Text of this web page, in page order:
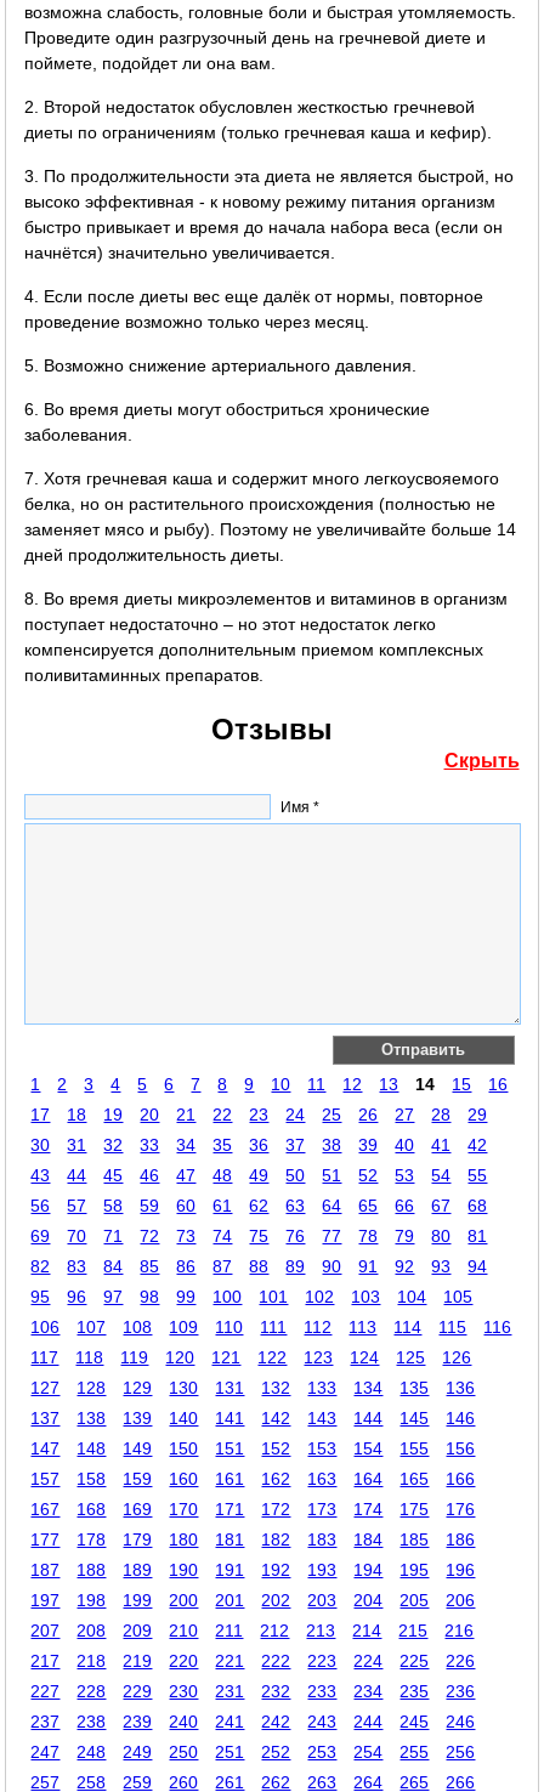
возможна слабость, головные боли и быстрая утомляемость.
Проведите один разгрузочный день на гречневой диете и
поймете, подойдет ли она вам.
2. Второй недостаток обусловлен жесткостью гречневой
диеты по ограничениям (только гречневая каша и кефир).
3. По продолжительности эта диета не является быстрой, но
высоко эффективная - к новому режиму питания организм
быстро привыкает и время до начала набора веса (если он
начнётся) значительно увеличивается.
4. Если после диеты вес еще далёк от нормы, повторное
проведение возможно только через месяц.
5. Возможно снижение артериального давления.
6. Во время диеты могут обостриться хронические
заболевания.
7. Хотя гречневая каша и содержит много легкоусвояемого
белка, но он растительного происхождения (полностью не
заменяет мясо и рыбу). Поэтому не увеличивайте больше 14
дней продолжительность диеты.
8. Во время диеты микроэлементов и витаминов в организм
поступает недостаточно – но этот недостаток легко
компенсируется дополнительным приемом комплексных
поливитаминных препаратов.
Отзывы
Скрыть
Имя *
1 2 3 4 5 6 7 8 9 10 11 12 13 14 15
16
17
18 19 20 21 22 23 24 25 26 27 28
29
30
31 32 33 34 35 36 37 38 39 40 41
42
43
44 45 46 47 48 49 50 51 52 53 54
55
56
57 58 59 60 61 62 63 64 65 66 67
68
69
70 71 72 73 74 75 76 77 78 79 80
81
82
83 84 85 86 87 88 89 90 91 92 93
94
95
96 97 98 99 100 101 102 103 104
105
106
107 108 109 110 111 112 113 114 115
116
117
118 119 120 121 122 123 124 125
126
127
128 129 130 131 132 133 134 135
136
137
138 139 140 141 142 143 144 145
146
147
148 149 150 151 152 153 154 155
156
157
158 159 160 161 162 163 164 165
166
167
168 169 170 171 172 173 174 175
176
177
178 179 180 181 182 183 184 185
186
187
188 189 190 191 192 193 194 195
196
197
198 199 200 201 202 203 204 205
206
207
208 209 210 211 212 213 214 215
216
217
218 219 220 221 222 223 224 225
226
227
228 229 230 231 232 233 234 235
236
237
238 239 240 241 242 243 244 245
246
247
248 249 250 251 252 253 254 255
256
257
258 259 260 261 262 263 264 265 266